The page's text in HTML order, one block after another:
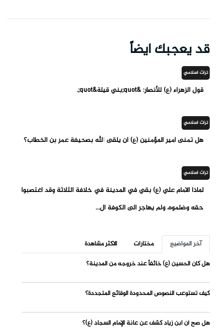
قد يعجبك ايضاً
تراث اسلامي
قول الزهراء (ع) للأنصار: &quot;بني قيلة&quot;.
تراث اسلامي
هل تمنى أمير المؤمنين (ع) أن يلقى الله بصحيفة عمر بن الخطاب؟
تراث اسلامي
لماذا الامام علي (ع) بقي في المدينة في خلافة الثلاثة وقد اغتصبوا
حقه وضلموه، ولم يهاجر الى الكوفة ال...
آخر المواضيع مختارات
الاكثر مشاهدة
هل كان الحسين (ع) خائفاً عند خروجه من المدينة؟
كيف تستوعب النصوص المحدودة الوقائع المتجددة؟
هل صح أن ابن زياد كشف عن عانة الإمام السجاد (ع)؟